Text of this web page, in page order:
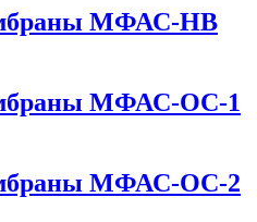
МФАС-НВ
МФАС-ОС-1
МФАС-ОС-2